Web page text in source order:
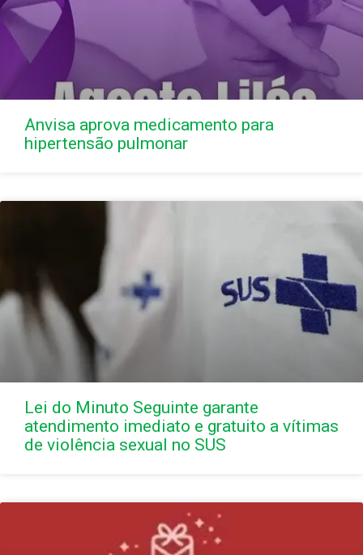
Anvisa aprova medicamento para
hipertensão pulmonar
Lei do Minuto Seguinte garante
atendimento imediato e gratuito a vítimas
de violência sexual no SUS